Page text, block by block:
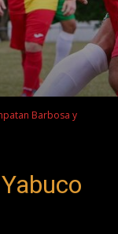
Barbosa y